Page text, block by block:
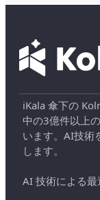
iKala 傘下の
中の3億件以上
います。AI技術
します。
AI 技術による